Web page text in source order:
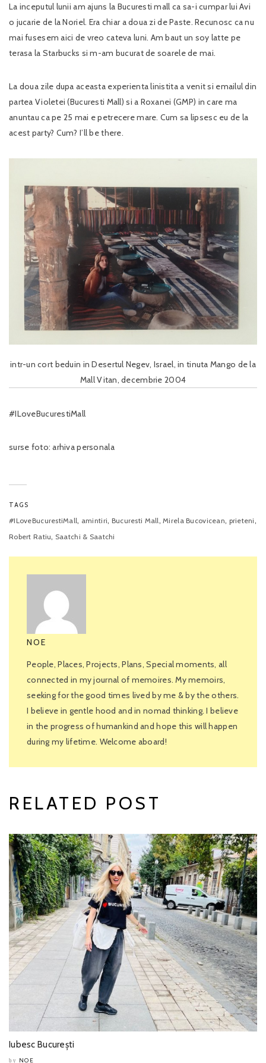
La inceputul lunii am ajuns la Bucuresti mall ca sa-i cumpar lui Avi
o jucarie de la Noriel. Era chiar a doua zi de Paste. Recunosc ca nu
mai fusesem aici de vreo cateva luni. Am baut un soy latte pe
terasa la Starbucks si m-am bucurat de soarele de mai.
La doua zile dupa aceasta experienta linistita a venit si emailul din
partea Violetei (Bucuresti Mall) si a Roxanei (GMP) in care ma
anuntau ca pe 25 mai e petrecere mare. Cum sa lipsesc eu de la
acest party? Cum? I’ll be there.
intr-un cort beduin in Desertul Negev, Israel, in tinuta Mango de la
Mall Vitan, decembrie 2004
#ILoveBucurestiMall
surse foto: arhiva personala
TAGS
#ILoveBucurestiMall, amintiri, Bucuresti Mall,Mirela Bucovicean, prieteni,
Robert Ratiu, Saatchi & Saatchi
NOE
People, Places, Projects, Plans, Special moments, all
connected in my journal of memoires. My memoirs,
seeking for the good times lived by me & by the others.
I believe in gentle hood and in nomad thinking. I believe
in the progress of humankind and hope this will happen
during my lifetime. Welcome aboard!
RELATED POST
Iubesc București
by NOE